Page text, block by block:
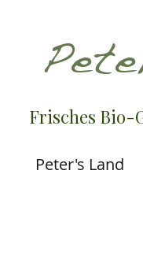
Frisches Bio-
Peter's Land